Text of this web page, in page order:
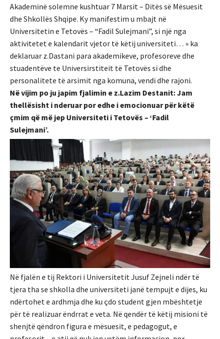
Akademinë solemne kushtuar 7 Marsit – Ditës së Mësuesit
dhe Shkollës Shqipe. Ky manifestim u mbajt në
Universitetin e Tetovës – “Fadil Sulejmani”, si një nga
aktivitetet e kalendarit vjetor të këtij universiteti… » ka
deklaruar z.Dastani para akademikeve, profesoreve dhe
stuadentëve te Universirstiteit të Tetovës si dhe
personalitete të arsimit nga komuna, vendi dhe rajoni.
Në vijim po ju japim fjalimin e z.Lazim Destanit: Jam
thellësisht i nderuar por edhe i emocionuar për këtë
çmim që më jep Universiteti i Tetovës – ‘Fadil
Sulejmani’.
Në fjalën e tij Rektori i Universitetit Jusuf Zejneli ndër të
tjera tha se shkolla dhe universiteti janë tempujt e dijes, ku
ndërtohet e ardhmja dhe ku çdo student gjen mbështetje
për të realizuar ëndrrat e veta. Në qendër të këtij misioni të
shenjtë qëndron figura e mësuesit, e pedagogut, e